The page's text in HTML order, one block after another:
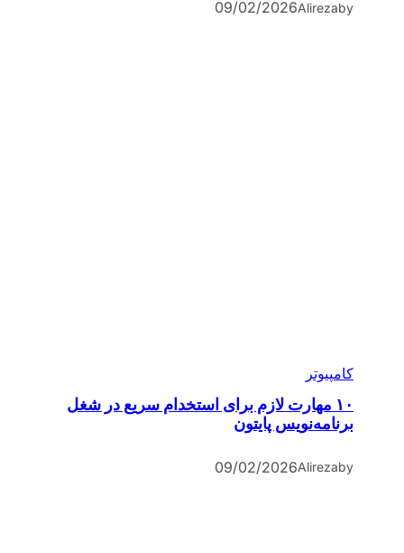
by
Alireza
09/02/2026
کامپیوتر
۱۰ مهارت لازم برای استخدام سریع در شغل
برنامه‌نویس پایتون
by
Alireza
09/02/2026